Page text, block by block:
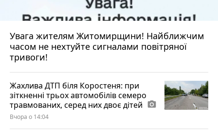
Увага жителям Житомирщини! Найближчим
часом не нехтуйте сигналами повітряної
тривоги!
Жахлива ДТП біля Коростеня: при
зіткненні трьох автомобілів семеро
травмованих, серед них двоє дітей photo_camera
Вчора о 14:04